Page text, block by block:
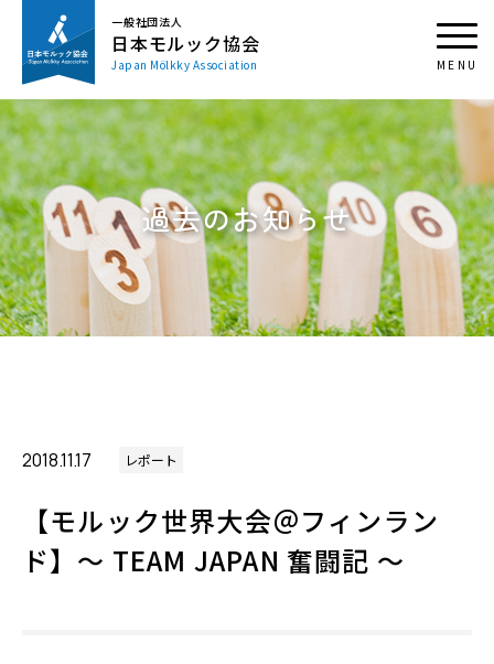
一般社団法人
日本モルック協会
Japan Mölkky Association
過去のお知らせ
2018.11.17 レポート
【モルック世界大会＠フィンラン
ド】～ TEAM JAPAN 奮闘記 ～